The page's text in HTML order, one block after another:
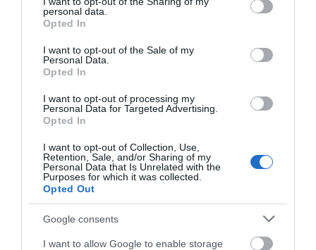
grant or deny consent to Google and its third-party tags to
use your data for below specified purposes in below Google
consent section.
personal data.
Opted In
I want to opt-out of the Sale of my
Personal Data.
Opted In
I want to opt-out of processing my
Personal Data for Targeted Advertising.
Opted In
I want to opt-out of Collection, Use,
Retention, Sale, and/or Sharing of my
Personal Data that Is Unrelated with the
Purposes for which it was collected.
Opted Out
Google consents
I want to allow Google to enable storage
αυτόν τον πλοηγό για την επόμενη φορά που θα σχολιάσω.